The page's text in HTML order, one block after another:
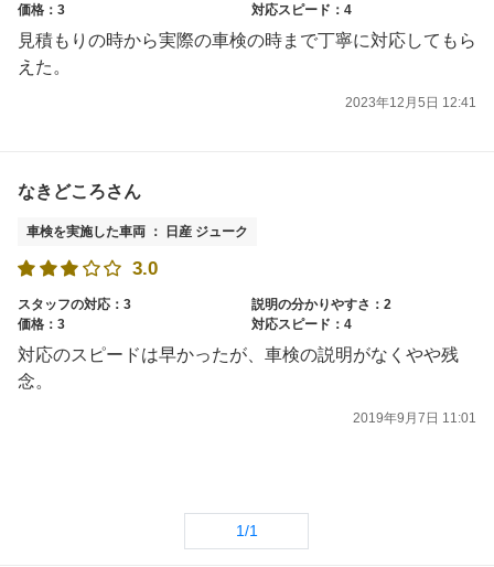
価格：3
対応スピード：4
見積もりの時から実際の車検の時まで丁寧に対応してもら
えた。
2023年12月5日 12:41
なきどころさん
車検を実施した車両 ： 日産 ジューク
3.0
スタッフの対応：3
説明の分かりやすさ：2
価格：3
対応スピード：4
対応のスピードは早かったが、車検の説明がなくやや残
念。
2019年9月7日 11:01
1/1